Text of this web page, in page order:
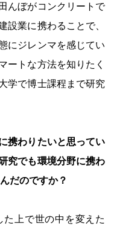
んぼがコンクリートで
設業に携わることで、
にジレンマを感じてい
ートな方法を知りたく
学で博士課程まで研究
携わりたいと思ってい
究でも環境分野に携わ
だのですか？
上で世の中を変えた